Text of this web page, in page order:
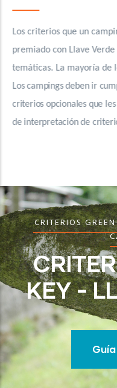
para ser
trece áreas
obligatorios.
los
La guía
aquí.
Los
Los
de
CRITERIOS
KEY -